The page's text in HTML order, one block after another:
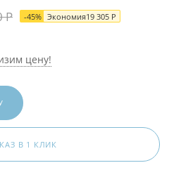
Р -45% Экономия19 305 Р
цену!
В 1 КЛИК